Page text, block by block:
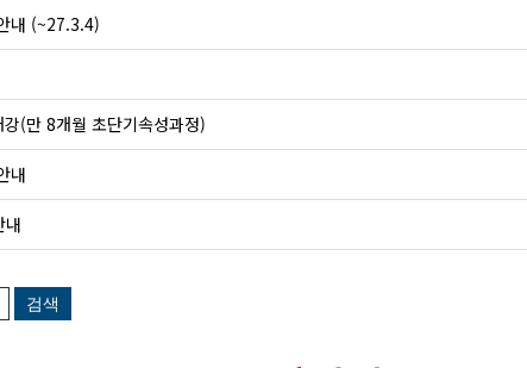
내 (~27.3.4)
(만 8개월 초단기속성과정)
내
내
검색